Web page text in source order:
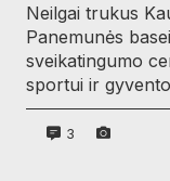
Neilgai trukus
Panemunės
sveikatingumo
sportui ir
3